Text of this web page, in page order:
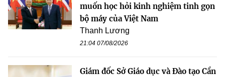
muốn học hỏi kinh nghiệm tinh gọn
bộ máy của Việt Nam
Thanh Lương
21:04 07/08/2026
Giám đốc Sở Giáo dục và Đào tạo Cần